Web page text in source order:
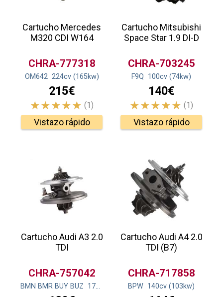
Cartucho Mercedes
M320 CDI W164
CHRA-777318
OM642 224cv (165kw)
215€
(1)
Vistazo rápido
Cartucho Mitsubishi
Space Star 1.9 DI-D
CHRA-703245
F9Q 100cv (74kw)
140€
(1)
Vistazo rápido
Cartucho Audi A3 2.0
TDI
CHRA-757042
BMN BMR BUY BUZ 170 kw)
Cartucho Audi A4 2.0
TDI (B7)
CHRA-717858
BPW 140cv (103kw)